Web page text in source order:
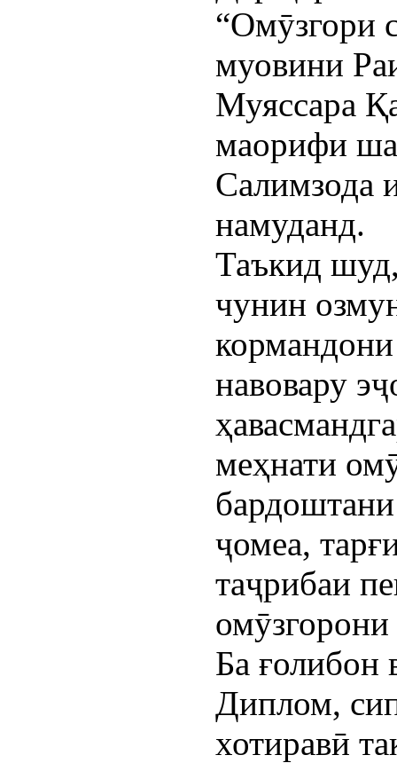
“Омӯзгори
муовини
Муяссара
маорифи
Салимзода
намуданд.
Таъкид
чунин
навовару
меҳнати
ҷомеа,
таҷрибаи
Ба ғолибон
Диплом,
хотиравӣ